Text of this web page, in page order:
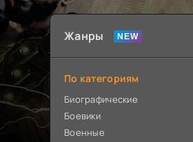
Жанры
По категориям
Биографические
Боевики
Военные